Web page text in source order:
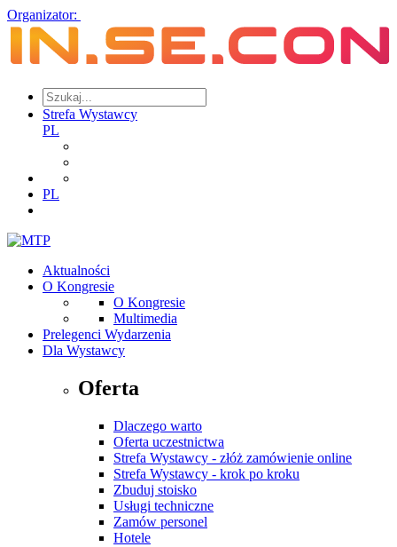
Organizator:
Strefa Wystawcy
PL
PL
Aktualności
O Kongresie
O Kongresie
Multimedia
Prelegenci Wydarzenia
Dla Wystawcy
Oferta
Dlaczego warto
Oferta uczestnictwa
Strefa Wystawcy - złóż zamówienie online
Strefa Wystawcy - krok po kroku
Zbuduj stoisko
Usługi techniczne
Zamów personel
Hotele